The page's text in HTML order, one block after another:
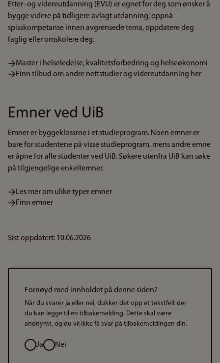
Etter- og videreutdanning (EVU) er egnet for deg som ønsker å
bygge videre på tidligere avlagt utdanning, oppnå
spisskompetanse innen avgrensede tema, oppdatere deg
faglig eller omskolere deg.
Master i helseledelse, kvalitetsforbedring og helseøkonomi
Finn tilbud om andre nettstudier og videreutdanning her
Emner ved UiB
Emner er byggeklossrne i et studieprogram. Noen emner er
bare for studentene på visse studieprogram, mens andre emne
er åpne for alle studenter ved UiB. Søkere utenfra UiB kan søke
på tilgjengelige enkeltemner.
Les mer om ulike typer emner
Finn emner
Sist oppdatert: 10.06.2026
Fornøyd med innholdet på denne siden?
Når du svarer ja eller nei, dukker det opp et tekstfelt der
du kan legge til en tilbakemelding. Dette skal være
anonymt, og du vil ikke få svar på tilbakemeldingen din.
ValgJa Nei